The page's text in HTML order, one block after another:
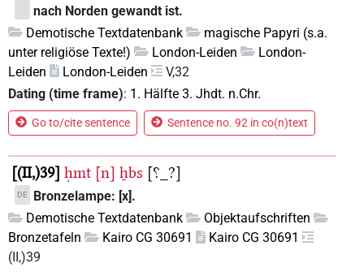
nach Norden gewandt ist.
Demotische Textdatenbank
magische Papyri (s.a.
unter religiöse Texte!)
London-Leiden
London-
Leiden
London-Leiden
V,32
Dating (time frame): 1. Hälfte 3. Jhdt. n.Chr.
Go to/cite sentence Sentence no. 92 in co(n)text
(II,)39 ḥmt [n] ẖbs [⸮_?]
DE
Bronzelampe: [x].
Demotische Textdatenbank
Objektaufschriften
Bronzetafeln
Kairo CG 30691
Kairo CG 30691
(II,)39